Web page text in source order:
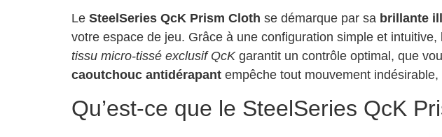
Le SteelSeries QcK Prism Cloth se démarque par sa brillante
votre espace de jeu. Grâce à une configuration simple et
tissu micro-tissé exclusif QcKgarantit un contrôle optimal, que
caoutchouc antidérapant empêche tout mouvement
Qu’est-ce que le SteelSeries QcK